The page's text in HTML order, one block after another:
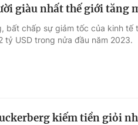
giàu nhất thế giới tăng
bất chấp sự giảm tốc của kinh
tỷ USD trong nửa đầu năm 2023.
kiếm tiền giỏi